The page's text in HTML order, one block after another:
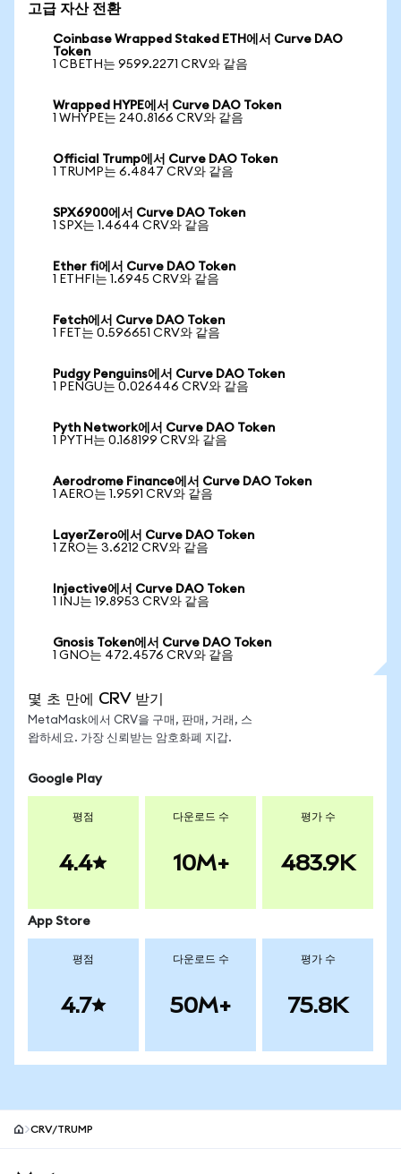
고급 자산 전환
Coinbase Wrapped Staked ETH에서 Curve DAO
Token
1 CBETH는 9599.2271 CRV와 같음
Wrapped HYPE에서 Curve DAO Token
1 WHYPE는 240.8166 CRV와 같음
Official Trump에서 Curve DAO Token
1 TRUMP는 6.4847 CRV와 같음
SPX6900에서 Curve DAO Token
1 SPX는 1.4644 CRV와 같음
Ether fi에서 Curve DAO Token
1 ETHFI는 1.6945 CRV와 같음
Fetch에서 Curve DAO Token
1 FET는 0.596651 CRV와 같음
Pudgy Penguins에서 Curve DAO Token
1 PENGU는 0.026446 CRV와 같음
Pyth Network에서 Curve DAO Token
1 PYTH는 0.168199 CRV와 같음
Aerodrome Finance에서 Curve DAO Token
1 AERO는 1.9591 CRV와 같음
LayerZero에서 Curve DAO Token
1 ZRO는 3.6212 CRV와 같음
Injective에서 Curve DAO Token
1 INJ는 19.8953 CRV와 같음
Gnosis Token에서 Curve DAO Token
1 GNO는 472.4576 CRV와 같음
몇 초 만에 CRV 받기
MetaMask에서 CRV을 구매, 판매, 거래, 스
왑하세요. 가장 신뢰받는 암호화폐 지갑.
Google Play
평점
4.4
다운로드 수
10M+
평가 수
483.9K
App Store
평점
4.7
다운로드 수
50M+
평가 수
75.8K
CRV/TRUMP